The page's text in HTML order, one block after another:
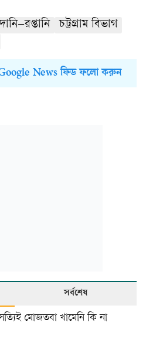
চট্টগ্রাম বিভাগ
Google News ফিড ফলো করুন
সর্বশেষ
মোজতবা খামেনি কি না